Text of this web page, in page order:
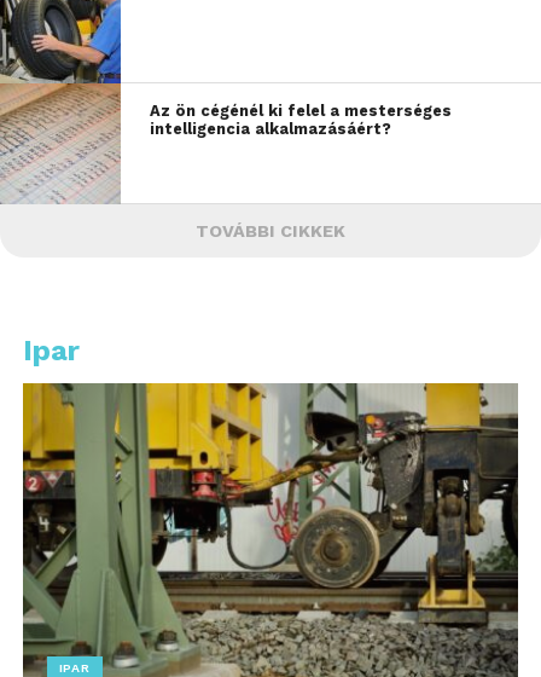
Az ön cégénél ki felel a mesterséges
intelligencia alkalmazásáért?
TOVÁBBI CIKKEK
Ipar
IPAR